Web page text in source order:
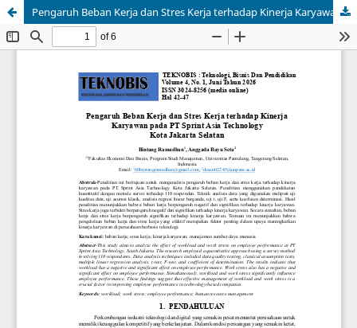
Pengaruh Beban Kerja dan Stres Kerja terhadap Kinerja Karyawan pada PT Sprint Asia Technology Kota Jakarta Selatan